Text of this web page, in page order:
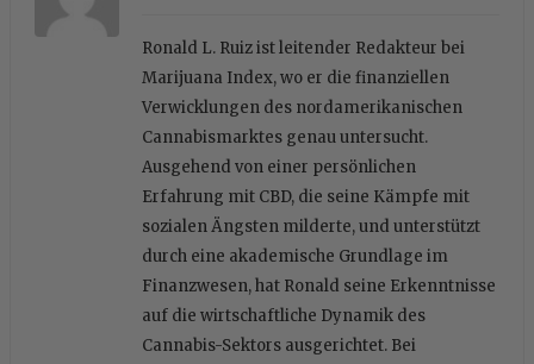
Ronald L. Ruiz ist leitender Redakteur bei
Marijuana Index, wo er die finanziellen
Verwicklungen des nordamerikanischen
Cannabismarktes genau untersucht.
Ausgehend von einer persönlichen
Erfahrung mit CBD, die seine Kämpfe mit
sozialen Ängsten milderte, und unterstützt
durch eine akademische Grundlage im
Finanzwesen, hat Ronald seine Erkenntnisse
auf die wirtschaftliche Dynamik des
Cannabis-Sektors ausgerichtet. Bei